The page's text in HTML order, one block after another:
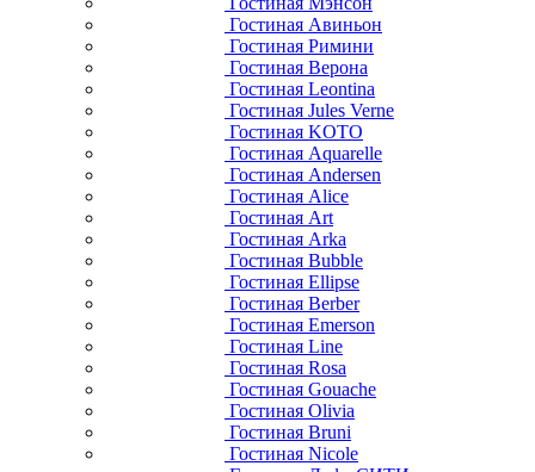
Гостиная Авиньон
Гостиная Римини
Гостиная Верона
Гостиная Leontina
Гостиная Jules Verne
Гостиная KOTO
Гостиная Aquarelle
Гостиная Andersen
Гостиная Alice
Гостиная Art
Гостиная Arka
Гостиная Bubble
Гостиная Ellipse
Гостиная Berber
Гостиная Emerson
Гостиная Line
Гостиная Rosa
Гостиная Gouache
Гостиная Olivia
Гостиная Bruni
Гостиная Nicole